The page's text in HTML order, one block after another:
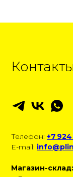
Контакты
Телефон: +7 924
E-mail:
Магазин-склад: